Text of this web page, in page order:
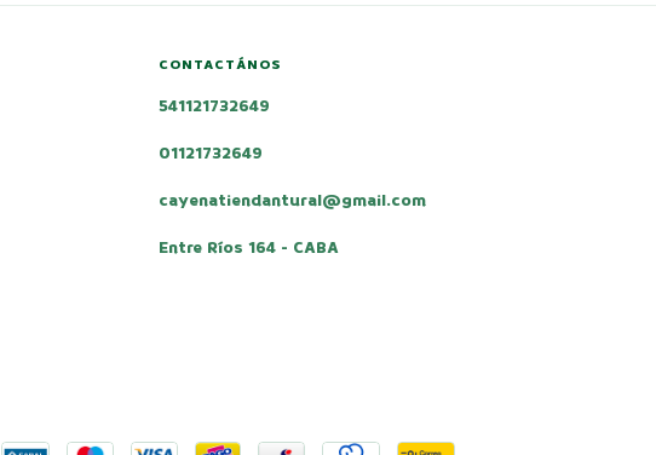
CONTACTÁNOS
541121732649
01121732649
cayenatiendantural@gmail.com
Entre Ríos 164 - CABA